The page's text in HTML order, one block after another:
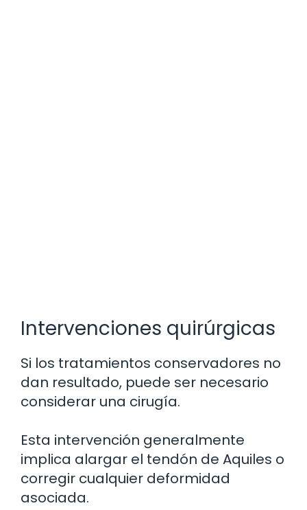
Intervenciones quirúrgicas
Si los tratamientos conservadores no
dan resultado, puede ser necesario
considerar una cirugía.
Esta intervención generalmente
implica alargar el tendón de Aquiles o
corregir cualquier deformidad
asociada.